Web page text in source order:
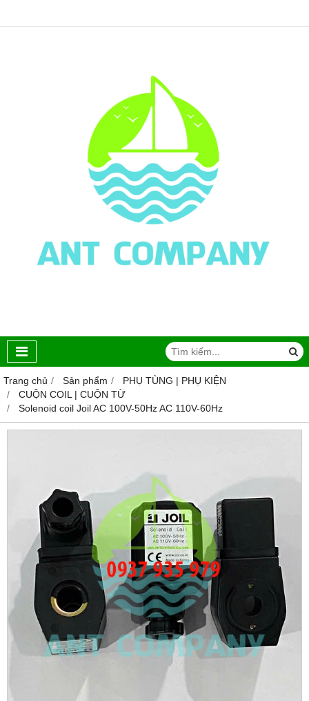
Trang chủ Sản phẩm
PHỤ TÙNG | PHỤ KIỆN
CUỘN COIL | CUỘN TỪ
Solenoid coil Joil AC 100V-50Hz AC 110V-60Hz